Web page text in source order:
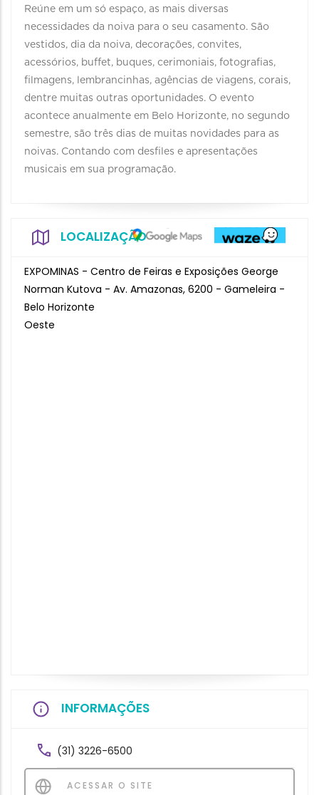
Reúne em um só espaço, as mais diversas
necessidades da noiva para o seu casamento. São
vestidos, dia da noiva, decorações, convites,
acessórios, buffet, buques, cerimoniais, fotografias,
filmagens, lembrancinhas, agências de viagens, corais,
dentre muitas outras oportunidades. O evento
acontece anualmente em Belo Horizonte, no segundo
semestre, são três dias de muitas novidades para as
noivas. Contando com desfiles e apresentações
musicais em sua programação.
LOCALIZAÇÃO
EXPOMINAS - Centro de Feiras e Exposições George
Norman Kutova - Av. Amazonas, 6200 - Gameleira -
Belo Horizonte
Oeste
INFORMAÇÕES
(31) 3226-6500
ACESSAR O SITE